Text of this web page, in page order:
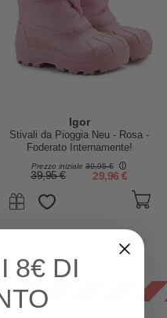
Igor
Stivali da Pioggia Neu - Rosa -
Foderato Internamente!
Prezzo iniziale 39,95 €
39,95 € 29,96 €
8€ DI